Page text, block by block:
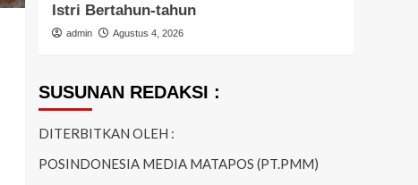
Istri Bertahun-tahun
admin Agustus 4, 2026
SUSUNAN REDAKSI :
DITERBITKAN OLEH :
POSINDONESIA MEDIA MATAPOS (PT.PMM)